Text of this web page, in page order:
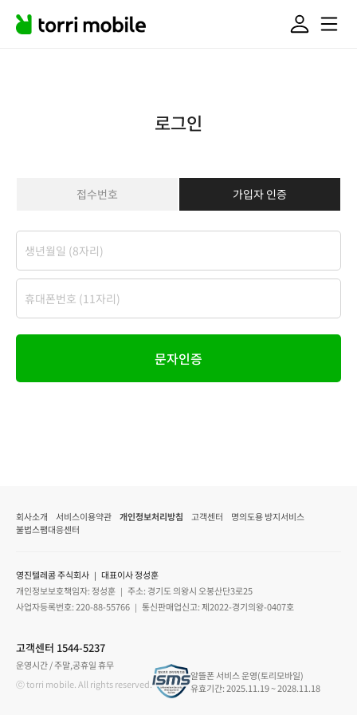
로그인
접수번호 가입자 인증
문자인증
회사소개 서비스이용약관 개인정보처리방침 고객센터
명의도용 방지서비스
불법스팸대응센터
영진텔레콤 주식회사 ｜ 대표이사 정성훈
개인정보보호책임자: 정성훈 ｜ 주소: 경기도 의왕시 오봉산단3로25
사업자등록번호: 220-88-55766 ｜ 통신판매업신고: 제2022-경기의왕-0407호
고객센터 1544-5237
운영시간 / 주말,공휴일 휴무
ⓒ torri mobile. All rights reserved.
알뜰폰 서비스 운영(토리모바일)
유효기간: 2025.11.19 ~ 2028.11.18